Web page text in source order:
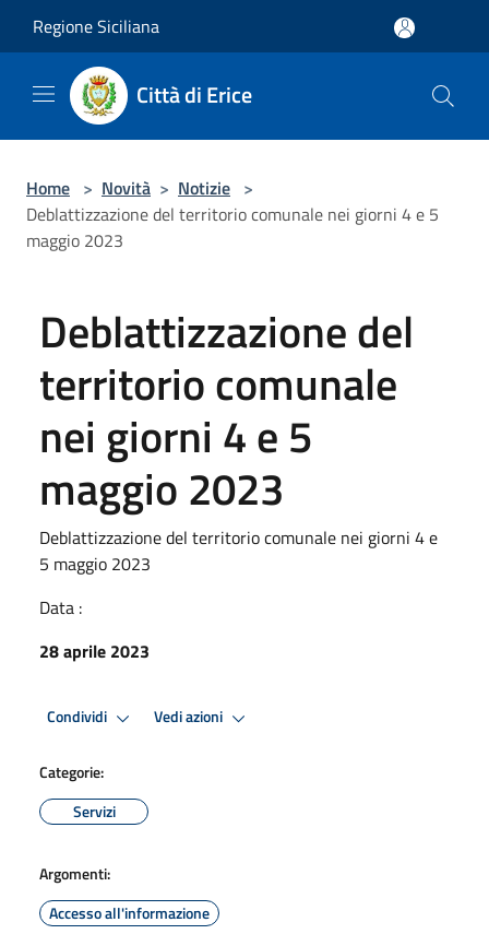
Regione Siciliana
Città di Erice
Home > Novità > Notizie >
Deblattizzazione del territorio comunale nei giorni 4 e 5
maggio 2023
Deblattizzazione del
territorio comunale
nei giorni 4 e 5
maggio 2023
Deblattizzazione del territorio comunale nei giorni 4 e
5 maggio 2023
Data :
28 aprile 2023
Condividi Vedi azioni
Categorie:
Servizi
Argomenti:
Accesso all'informazione